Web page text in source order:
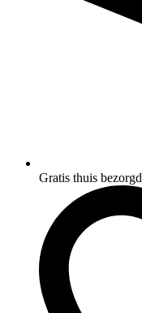
Gratis thuis bezorgd